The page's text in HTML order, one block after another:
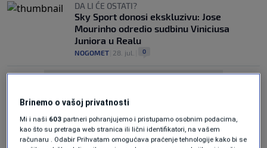
DA LI ĆE OSTATI?
Sky Sport donosi ekskluzivu: Jose
Mourinho odredio sudbinu Viniciusa
Juniora u Realu
NOGOMET 28. jul. 0
Oglas
Brinemo o vašoj privatnosti
Mi i naši 603 partneri pohranjujemo i pristupamo osobnim podacima,
kao što su pretraga web stranica ili lični identifikatori, na vašem
računaru . Odabir Prihvatam omogućava praćenje tehnologije kako bi se